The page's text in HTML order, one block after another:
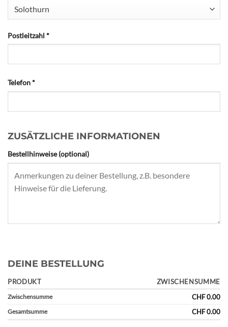
Solothurn
Postleitzahl *
Telefon*
ZUSÄTZLICHE INFORMATIONEN
Bestellhinweise(optional)
DEINE BESTELLUNG
PRODUKT ZWISCHENSUMME
Zwischensumme CHF0.00
Gesamtsumme CHF0.00